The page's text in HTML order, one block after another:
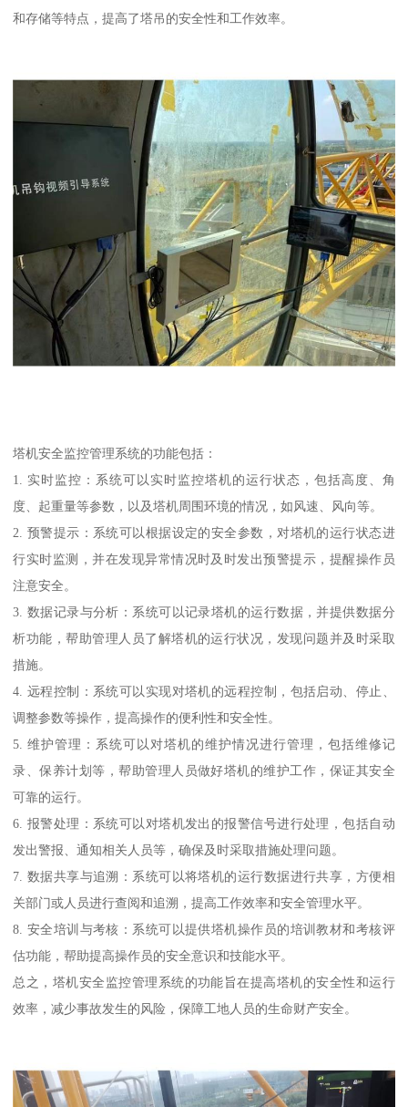
和存储等特点，提高了塔吊的安全性和工作效率。
塔机安全监控管理系统的功能包括：
1. 实时监控：系统可以实时监控塔机的运行状态，包括高度、角
度、起重量等参数，以及塔机周围环境的情况，如风速、风向等。
2. 预警提示：系统可以根据设定的安全参数，对塔机的运行状态进
行实时监测，并在发现异常情况时及时发出预警提示，提醒操作员
注意安全。
3. 数据记录与分析：系统可以记录塔机的运行数据，并提供数据分
析功能，帮助管理人员了解塔机的运行状况，发现问题并及时采取
措施。
4. 远程控制：系统可以实现对塔机的远程控制，包括启动、停止、
调整参数等操作，提高操作的便利性和安全性。
5. 维护管理：系统可以对塔机的维护情况进行管理，包括维修记
录、保养计划等，帮助管理人员做好塔机的维护工作，保证其安全
可靠的运行。
6. 报警处理：系统可以对塔机发出的报警信号进行处理，包括自动
发出警报、通知相关人员等，确保及时采取措施处理问题。
7. 数据共享与追溯：系统可以将塔机的运行数据进行共享，方便相
关部门或人员进行查阅和追溯，提高工作效率和安全管理水平。
8. 安全培训与考核：系统可以提供塔机操作员的培训教材和考核评
估功能，帮助提高操作员的安全意识和技能水平。
总之，塔机安全监控管理系统的功能旨在提高塔机的安全性和运行
效率，减少事故发生的风险，保障工地人员的生命财产安全。